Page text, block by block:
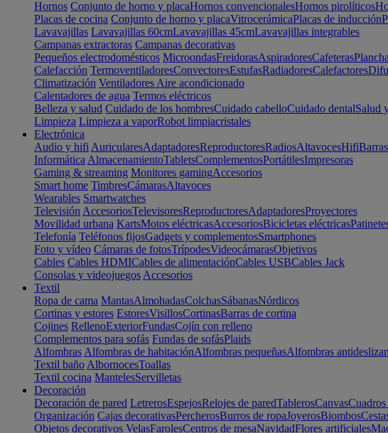
Hornos Conjunto de horno y placaHornos convencionalesHornos pirolíticos
Placas de cocina Conjunto de horno y placaVitrocerámicaPlacas de inducción
Lavavajillas Lavavajillas 60cmLavavajillas 45cmLavavajillas integrables
Campanas extractoras Campanas decorativas
Pequeños electrodomésticos MicroondasFreidorasAspiradoresCafeteras
Calefacción TermoventiladoresConvectoresEstufasRadiadoresCalefactores
Climatización Ventiladores Aire acondicionado
Calentadores de agua Termos eléctricos
Belleza y salud Cuidado de los hombresCuidado cabelloCuidado dentalSalud
Limpieza Limpieza a vaporRobot limpiacristales
Electrónica
Audio y hifi AuricularesAdaptadoresReproductoresRadiosAltavocesHifi
Informática AlmacenamientoTabletsComplementosPortátilesImpresoras
Gaming & streaming Monitores gamingAccesorios
Smart home TimbresCámarasAltavoces
Wearables Smartwatches
Televisión AccesoriosTelevisoresReproductoresAdaptadoresProyectores
Movilidad urbana KartsMotos eléctricasAccesoriosBicicletas eléctricas
Telefonía Teléfonos fijosGadgets y complementosSmartphones
Foto y vídeo Cámaras de fotosTrípodesVideocámarasObjetivos
Cables Cables HDMICables de alimentaciónCables USBCables Jack
Consolas y videojuegos Accesorios
Textil
Ropa de cama MantasAlmohadasColchasSábanasNórdicos
Cortinas y estores EstoresVisillosCortinasBarras de cortina
Cojines RellenoExteriorFundasCojín con relleno
Complementos para sofás Fundas de sofásPlaids
Alfombras Alfombras de habitaciónAlfombras pequeñasAlfombras
Textil baño AlbornocesToallas
Textil cocina MantelesServilletas
Decoración
Decoración de pared LetrerosEspejosRelojes de paredTablerosCanvas
Organización Cajas decorativasPercherosBurros de ropaJoyerosBiombos
Objetos decorativos VelasFarolesCentros de mesaNavidadFlores artificiales